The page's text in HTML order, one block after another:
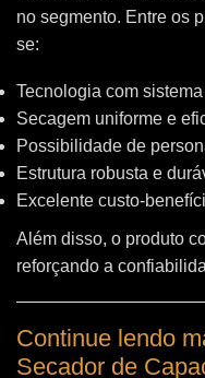
no segmento. Entre os
se:
Tecnologia com
Secagem uniforme e
Possibilidade de
Estrutura robusta e
Excelente custo-
Além disso, o produto
reforçando a
Continue lendo
Secador de